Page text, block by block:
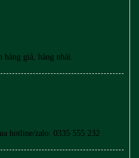
giả, hàng nhái.
hotline/zalo: 0335 555 232